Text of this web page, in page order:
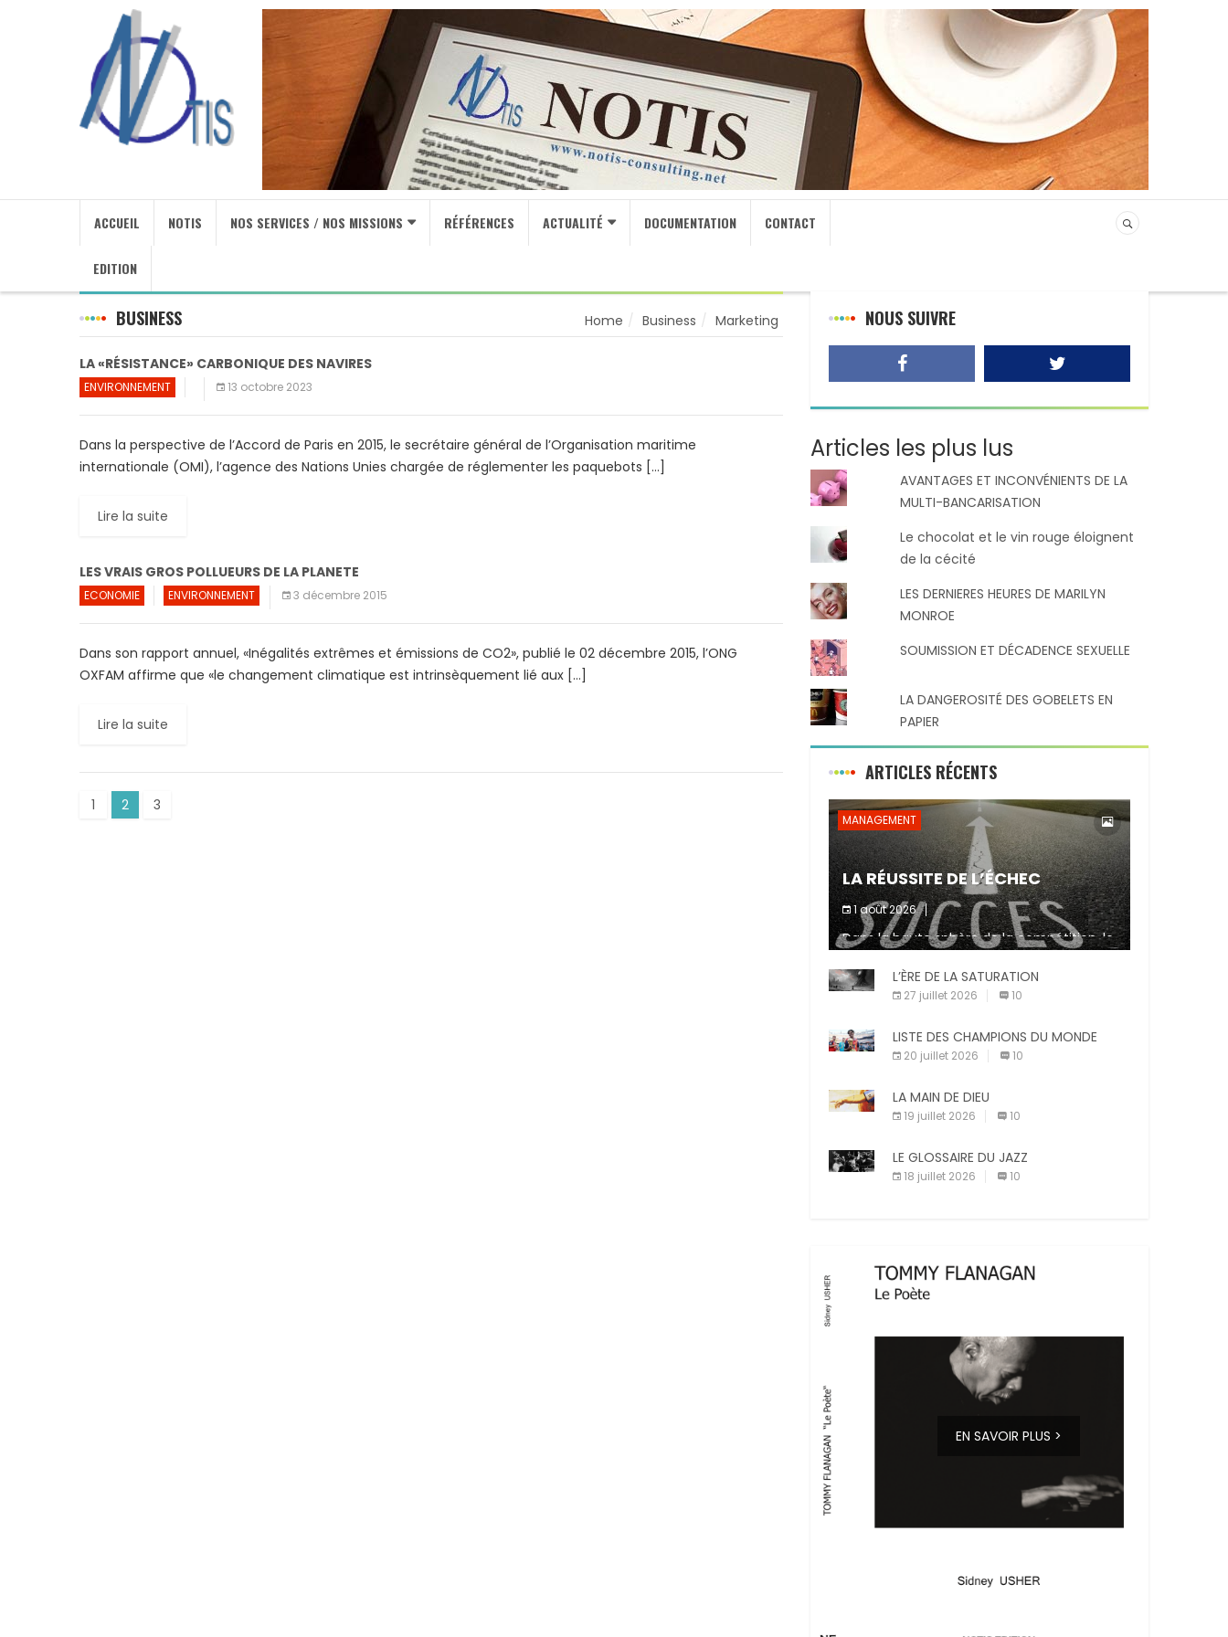
ACCUEIL NOTIS NOS SERVICES / NOS MISSIONS RÉFÉRENCES ACTUALITÉ DOCUMENTATION CONTACT
EDITION
BUSINESS Home Business Marketing
LA «RÉSISTANCE» CARBONIQUE DES NAVIRES
ENVIRONNEMENT 13 octobre 2023
Dans la perspective de l’Accord de Paris en 2015, le secrétaire général de l’Organisation maritime
internationale (OMI), l’agence des Nations Unies chargée de réglementer les paquebots […]
Lire la suite
LES VRAIS GROS POLLUEURS DE LA PLANETE
ECONOMIE ENVIRONNEMENT 3 décembre 2015
Dans son rapport annuel, «Inégalités extrêmes et émissions de CO2», publié le 02 décembre 2015, l’ONG
OXFAM affirme que «le changement climatique est intrinsèquement lié aux […]
Lire la suite
1 2 3
NOUS SUIVRE
Articles les plus lus
AVANTAGES ET INCONVÉNIENTS DE LA
MULTI-BANCARISATION
Le chocolat et le vin rouge éloignent
de la cécité
LES DERNIERES HEURES DE MARILYN
MONROE
SOUMISSION ET DÉCADENCE SEXUELLE
LA DANGEROSITÉ DES GOBELETS EN
PAPIER
ARTICLES RÉCENTS
MANAGEMENT
LA RÉUSSITE DE L’ÉCHEC
1 août 2026
Dans la haute sphère de la compétition, le
fait de ne pas atteindre un objectif est un
signe d’incompétence et une source de
sanctions diverses (avertissement, […]
L’ÈRE DE LA SATURATION
27 juillet 2026 10
LISTE DES CHAMPIONS DU MONDE
20 juillet 2026 10
LA MAIN DE DIEU
19 juillet 2026 10
LE GLOSSAIRE DU JAZZ
18 juillet 2026 10
EN SAVOIR PLUS >